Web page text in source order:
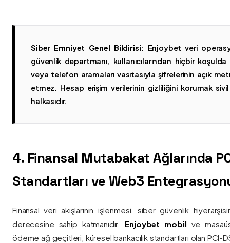
Siber Emniyet Genel Bildirisi:
Enjoybet veri
güvenlik departmanı, kullanıcılarından hiçbir
veya telefon aramaları vasıtasıyla şifrelerinin açık
etmez. Hesap erişim verilerinin gizliliğini korumak
halkasıdır.
4. Finansal Mutabakat Ağlarında
Standartları ve Web3
Finansal veri akışlarının işlenmesi, siber güvenlik
derecesine sahip katmanıdır. Enjoybet mobil ve
ödeme ağ geçitleri, küresel bankacılık standartları olan PCI-